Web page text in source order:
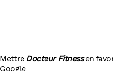
Mettre Docteur Fitnessen
Google